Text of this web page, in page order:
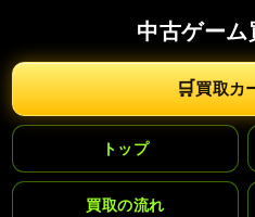
中古ゲー
🛒買取カ
トップ
買取の流れ